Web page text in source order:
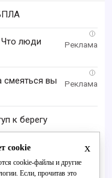
i
люди
i
смеяться вы
к берегу
лёгкие
x
cookie
cookie-файлы и другие
Если, прочитав это